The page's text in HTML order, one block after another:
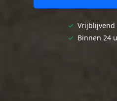
✓ Vrijblijvend
✓ Binnen 24